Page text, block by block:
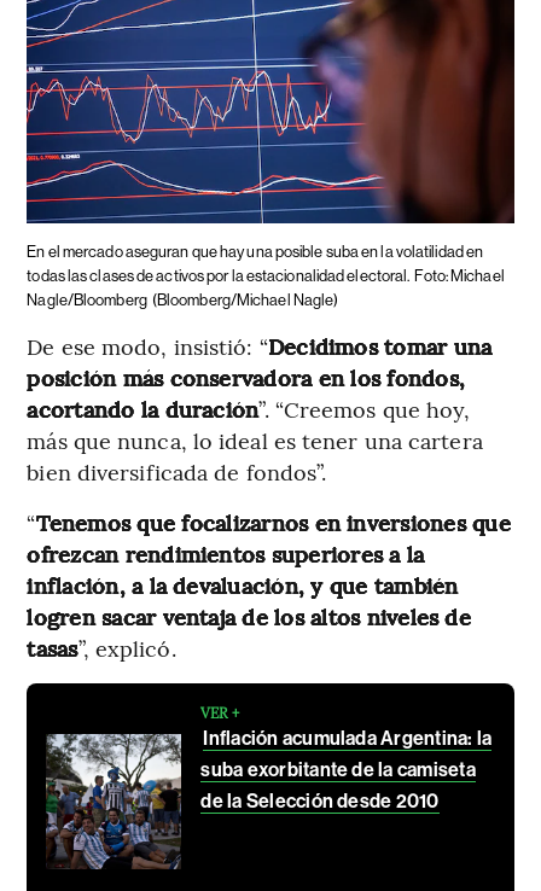
En el mercado aseguran que hay una posible suba en la volatilidad en
todas las clases de activos por la estacionalidad electoral. Foto: Michael
Nagle/Bloomberg (Bloomberg/Michael Nagle)
De ese modo, insistió: “Decidimos tomar una
posición más conservadora en los fondos,
acortando la duración”. “Creemos que hoy,
más que nunca, lo ideal es tener una cartera
bien diversificada de fondos”.
“Tenemos que focalizarnos en inversiones que
ofrezcan rendimientos superiores a la
inflación, a la devaluación, y que también
logren sacar ventaja de los altos niveles de
tasas”, explicó.
VER +
Inflación acumulada Argentina: la
suba exorbitante de la camiseta
de la Selección desde 2010